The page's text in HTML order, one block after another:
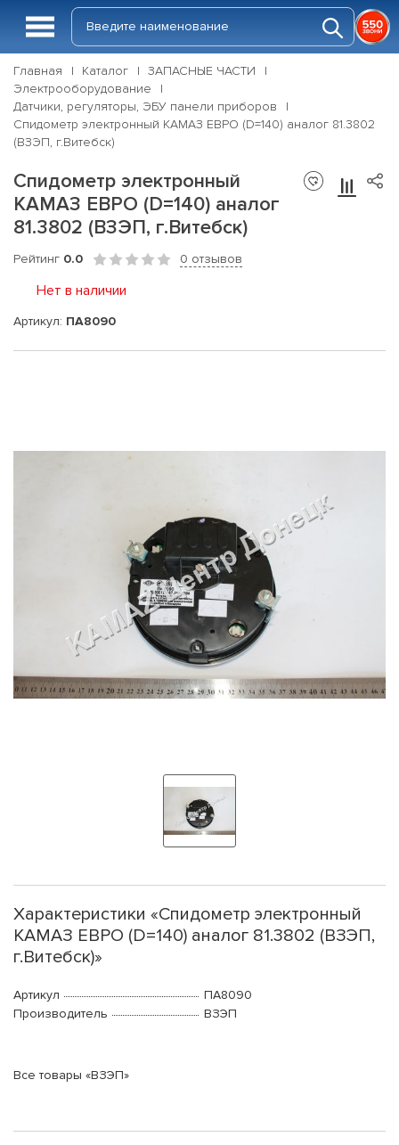
Главная Каталог
ЗАПАСНЫЕ ЧАСТИ
Электрооборудование
Датчики, регуляторы, ЭБУ панели приборов
Спидометр электронный КАМАЗ ЕВРО (D=140) аналог 81.3802
(ВЗЭП, г.Витебск)
Спидометр электронный
КАМАЗ ЕВРО (D=140) аналог
81.3802 (ВЗЭП, г.Витебск)
Рейтинг 0.0 0 отзывов
Нет в наличии
Артикул: ПА8090
Характеристики «Спидометр электронный
КАМАЗ ЕВРО (D=140) аналог 81.3802 (ВЗЭП,
г.Витебск)»
Артикул
ПА8090
Производитель
ВЗЭП
Все товары «ВЗЭП»